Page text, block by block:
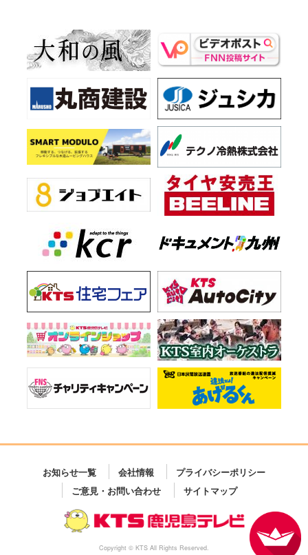
お知らせ一覧 会社情報
プライバシーポリシー
ご意見・お問い合わせ
サイトマップ
Copyright © KTS All Rights Reserved.